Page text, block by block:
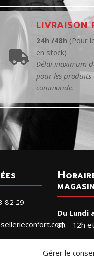
Gérer le

LIVRAISON
24h /48h(Pour
en stock)
Délai maximum
pour les produits
commande.
82 29
magasin
Du Lundi
9h - 12h
9h - 12h